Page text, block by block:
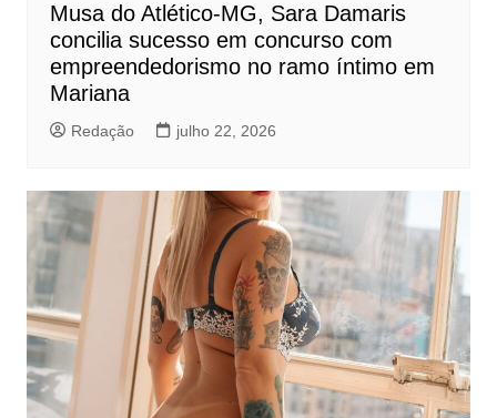
Musa do Atlético-MG, Sara Damaris
concilia sucesso em concurso com
empreendedorismo no ramo íntimo em
Mariana
Redação julho 22, 2026